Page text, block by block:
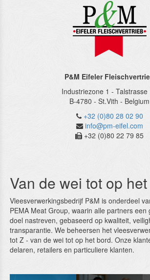
P&M Eifeler
Industriezone 1 - Talstrasse
B-4780 - St.Vith - Belgium
+32 (0)80 28 02 90
info@pm-eifel.com
+32 (0)80 22 79 85
Van de wei tot op
Vleesverwerkingsbedrijf P&M is onderdeel
PEMA Meat Group, waarin alle partners een
doel nastreven, gebaseerd op kwali­teit,
transparantie. We beheersen het
tot Z ‑ van de wei tot op het bord. Onze
delaren, retai­lers en particuliere klanten.